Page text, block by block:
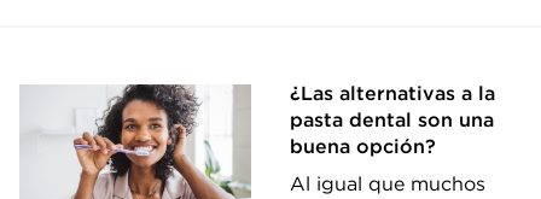
¿Las alternativas a la
pasta dental son una
buena opción?
Al igual que muchos